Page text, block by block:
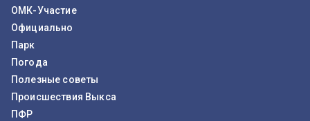
ОМК-Участие
Официально
Парк
Погода
Полезные советы
Происшествия Выкса
ПФР